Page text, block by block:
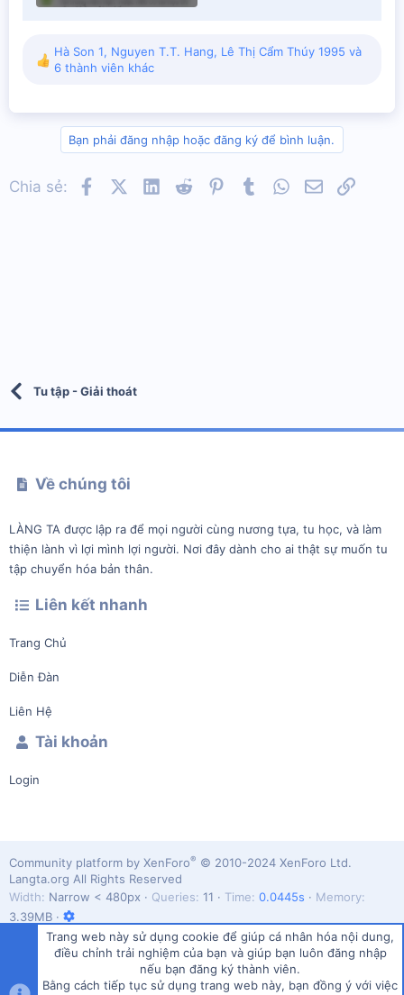
R
c
s
Hà Son 1, Nguyen T.T. Hang, Lê Thị Cẩm Thúy 1995 và
6 thành viên khác
Bạn phải đăng nhập hoặc đăng ký để bình luận.
Chia sẻ: FacebookX (Twitter)
LinkedIn
RedditPinterest
TumblrWhatsApp
EmailLink
Tu tập - Giải thoát
Về chúng tôi
LÀNG TA được lập ra để mọi người cùng nương tựa, tu học, và làm
thiện lành vì lợi mình lợi người. Nơi đây dành cho ai thật sự muốn tu
tập chuyển hóa bản thân.
Liên kết nhanh
Trang Chủ
Diễn Đàn
Liên Hệ
Tài khoản
Login
Vietnamese (VN)
Community platform by XenForo® © 2010-2024 XenForo Ltd.
Langta.org All Rights Reserved
Width
Queries 11 Time 0.0445s
Memory
3.39MB
Trang web này sử dụng cookie để giúp cá nhân hóa nội dung,
điều chỉnh trải nghiệm của bạn và giúp bạn luôn đăng nhập
nếu bạn đăng ký thành viên.
Bằng cách tiếp tục sử dụng trang web này, bạn đồng ý với việc